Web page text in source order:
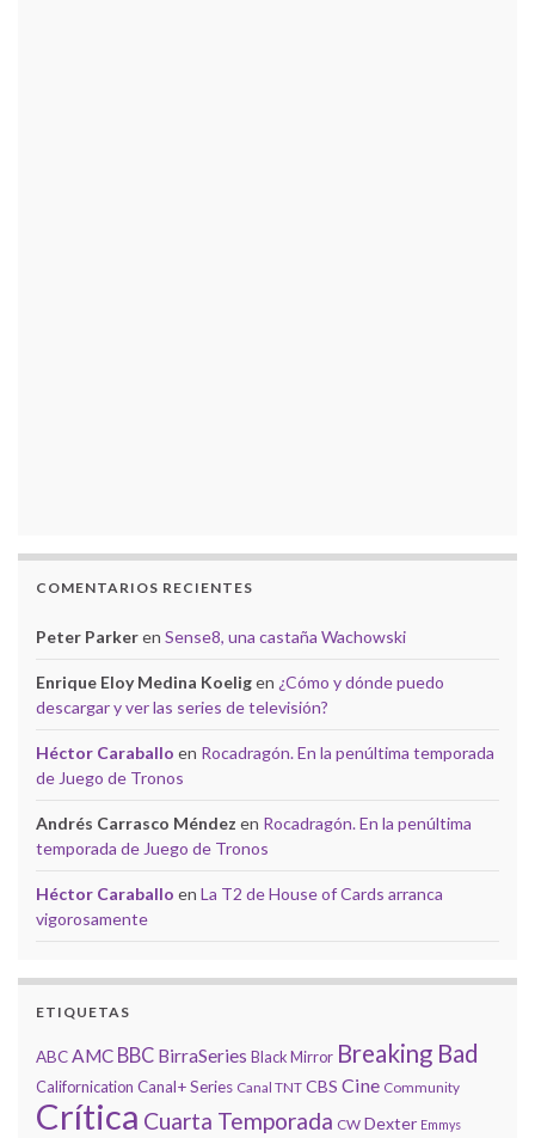
COMENTARIOS RECIENTES
Peter Parkeren Sense8, una castaña Wachowski
Enrique Eloy Medina Koeligen ¿Cómo y dónde puedo
descargar y ver las series de televisión?
Héctor Caraballo en Rocadragón. En la penúltima temporada
de Juego de Tronos
Andrés Carrasco Méndez en Rocadragón. En la penúltima
temporada de Juego de Tronos
Héctor Caraballo en La T2 de House of Cards arranca
vigorosamente
ETIQUETAS
ABCAMC BBC BirraSeries Black Mirror Breaking Bad
Californication Canal+ Series Canal TNT CBS Cine Community
Crítica Cuarta Temporada CW Dexter Emmys